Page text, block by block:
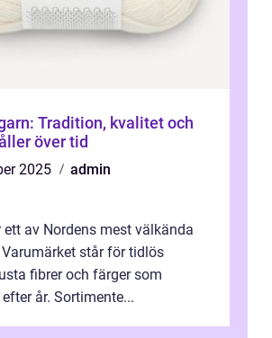
Tradition, kvalitet och
över tid
2025
admin
ett av Nordens mest välkända
står för tidlös
fibrer och färger som
år. Sortimente...